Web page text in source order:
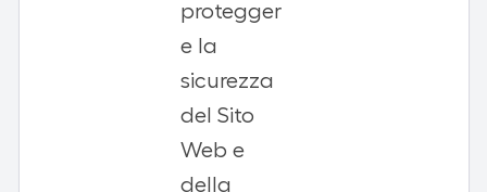
protegger
e la
sicurezza
del Sito
Web e
della